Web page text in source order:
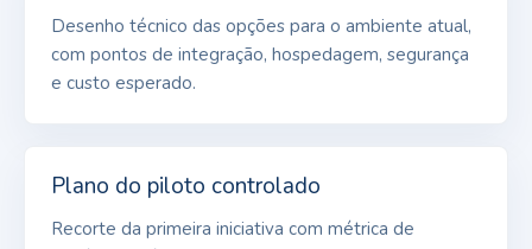
Desenho técnico das opções para o ambiente atual,
com pontos de integração, hospedagem, segurança
e custo esperado.
Plano do piloto controlado
Recorte da primeira iniciativa com métrica de